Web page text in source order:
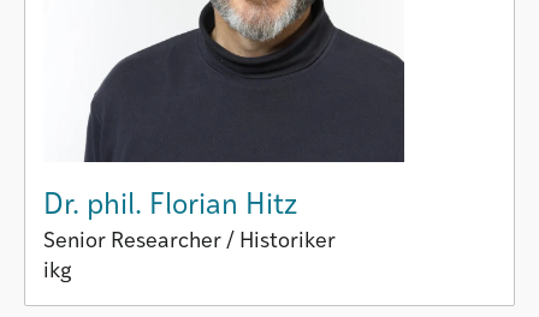
Dr. phil. Florian Hitz
Senior Researcher / Historiker
ikg